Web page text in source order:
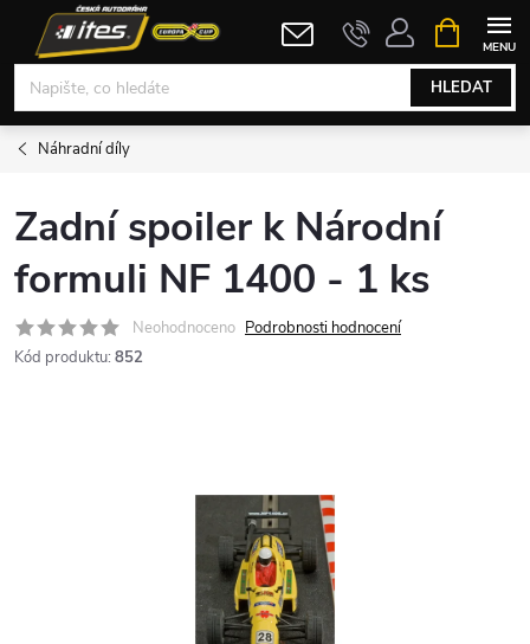
obsah
HLEDAT
NÁKUPNÍ
KOŠÍK
Náhradní díly
Zadní spoiler k Národní
formuli NF 1400 - 1 ks
Neohodnoceno Podrobnosti hodnocení
Kód produktu: 852